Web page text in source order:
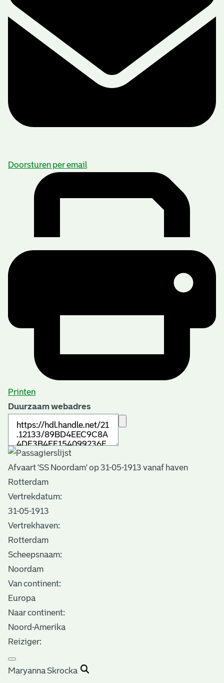
Doorsturen per email
Printen
Duurzaam webadres
Afvaart 'SS Noordam' op 31-05-1913 vanaf haven
Rotterdam
Vertrekdatum:
31-05-1913
Vertrekhaven:
Rotterdam
Scheepsnaam:
Noordam
Van continent:
Europa
Naar continent:
Noord-Amerika
Reiziger:
Maryanna Skrocka